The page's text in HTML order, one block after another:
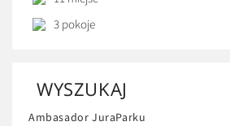
Przystocze” – gdzie serwowane są
3 pokoje
WYSZUKAJ
Ambasador JuraParku